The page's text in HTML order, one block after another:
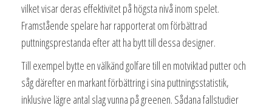
vilket visar deras effektivitet på högsta nivå inom spelet.
Framstående spelare har rapporterat om förbättrad
puttningsprestanda efter att ha bytt till dessa designer.
Till exempel bytte en välkänd golfare till en motviktad putter och
såg därefter en markant förbättring i sina puttningsstatistik,
inklusive lägre antal slag vunna på greenen. Sådana fallstudier